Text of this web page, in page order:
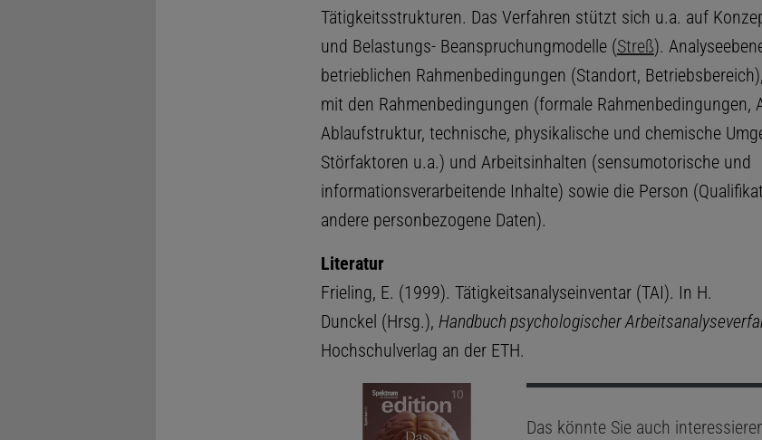
Tätigkeitsstrukturen. Das Verfahren stützt sich u.a. auf
und Belastungs- Beanspruchungmodelle (Streß).
betrieblichen Rahmenbedingungen (Standort,
mit den Rahmenbedingungen (formale Rahmenbedingungen,
Ablaufstruktur, technische, physikalische und chemische
Störfaktoren u.a.) und Arbeitsinhalten (sensumotorische und
informationsverarbeitende Inhalte) sowie die Person
andere personbezogene Daten).
Literatur
Frieling, E. (1999). Tätigkeitsanalyseinventar (TAI). In H.
Dunckel (Hrsg.), Handbuch psychologischer
Hochschulverlag an der ETH.
Das könnte Sie auch